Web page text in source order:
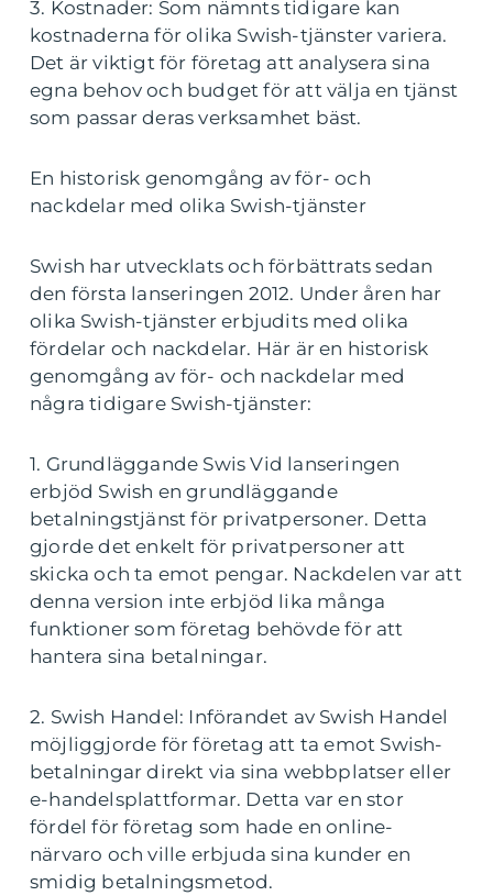
3. Kostnader: Som nämnts tidigare kan
kostnaderna för olika Swish-tjänster variera.
Det är viktigt för företag att analysera sina
egna behov och budget för att välja en tjänst
som passar deras verksamhet bäst.
En historisk genomgång av för- och
nackdelar med olika Swish-tjänster
Swish har utvecklats och förbättrats sedan
den första lanseringen 2012. Under åren har
olika Swish-tjänster erbjudits med olika
fördelar och nackdelar. Här är en historisk
genomgång av för- och nackdelar med
några tidigare Swish-tjänster:
1. Grundläggande Swis Vid lanseringen
erbjöd Swish en grundläggande
betalningstjänst för privatpersoner. Detta
gjorde det enkelt för privatpersoner att
skicka och ta emot pengar. Nackdelen var att
denna version inte erbjöd lika många
funktioner som företag behövde för att
hantera sina betalningar.
2. Swish Handel: Införandet av Swish Handel
möjliggjorde för företag att ta emot Swish-
betalningar direkt via sina webbplatser eller
e-handelsplattformar. Detta var en stor
fördel för företag som hade en online-
närvaro och ville erbjuda sina kunder en
smidig betalningsmetod.